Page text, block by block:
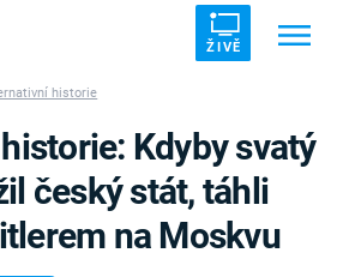
ŽIVĚ
historie
Kdyby svatý
český stát, táhli
na Moskvu